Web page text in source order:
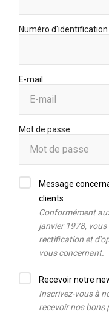
Numéro
E-mail
Mot de passe
Message
clients
Conformément
janvier 1978,
rectification et
vous concernant.
Recevoir notre
Inscrivez-vous à
recevoir nos bons